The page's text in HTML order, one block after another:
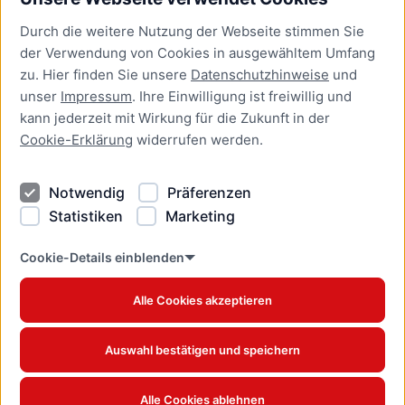
Durch die weitere Nutzung der Webseite stimmen Sie
der Verwendung von Cookies in ausgewähltem Umfang
zu. Hier finden Sie unsere Datenschutzhinweise und
unser Impressum. Ihre Einwilligung ist freiwillig und
kann jederzeit mit Wirkung für die Zukunft in der
Cookie-Erklärung widerrufen werden.
Notwendig
Präferenzen
Statistiken
Marketing
Cookie-Details einblenden
Alle Cookies akzeptieren
Auswahl bestätigen und speichern
Alle Cookies ablehnen
Bürgerservice
Presse
Newsletter Lübeck:kompakt
Kontakt
Kontakt
Datenschutzhinweise
Barrierefreiheit
Cookie Erklärung
www.luebeck.de